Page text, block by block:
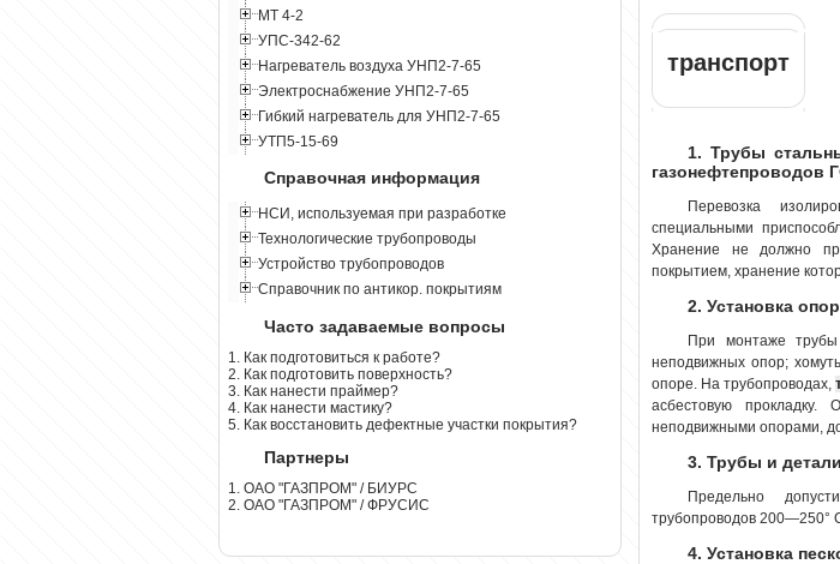
транспорт
1. Трубы
газонефтепроводов
Перевозка
специальными
Хранение не должно
покрытием, хранение
2. Установка
При монтаже
неподвижных опор;
опоре. На трубопроводах,
асбестовую
неподвижными опорами,
3. Трубы и
Предельно
трубопроводов 200—250°
4. Установка
МТ 4-2
УПС-342-62
Нагреватель воздуха УНП2-7-65
Электроснабжение УНП2-7-65
Гибкий нагреватель для УНП2-7-65
УТП5-15-69
Справочная информация
НСИ, используемая при разработке
Технологические трубопроводы
Устройство трубопроводов
Справочник по антикор. покрытиям
Часто задаваемые вопросы
1. Как подготовиться к работе?
2. Как подготовить поверхность?
3. Как нанести праймер?
4. Как нанести мастику?
5. Как восстановить дефектные участки покрытия?
Партнеры
1. ОАО "ГАЗПРОМ" / БИУРС
2. ОАО "ГАЗПРОМ" / ФРУСИС